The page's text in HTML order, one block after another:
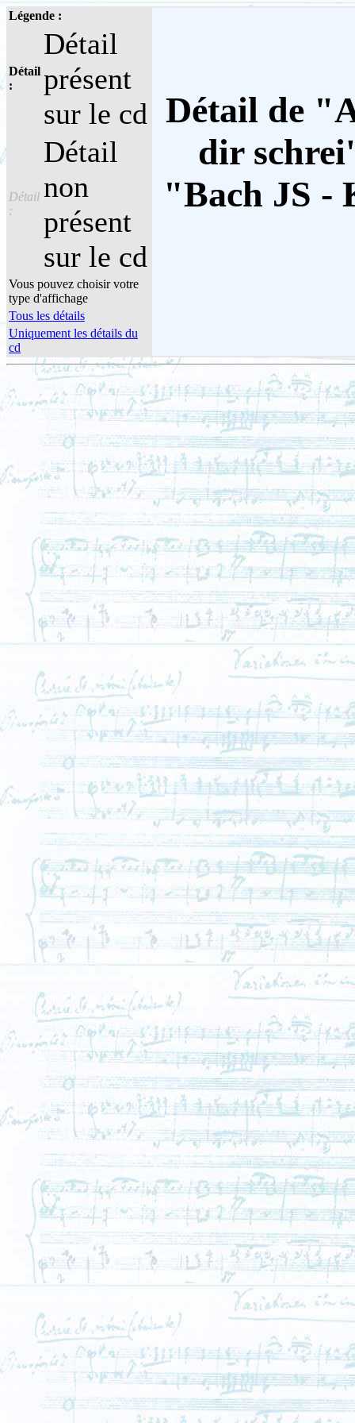
Légende :
Détail de
dir
"Bach JS -
Détail
:
Détail
présent
sur le cd
Détail
:
Détail
non
présent
sur le cd
Vous pouvez choisir votre
type d'affichage
Tous les détails
Uniquement les détails du
cd